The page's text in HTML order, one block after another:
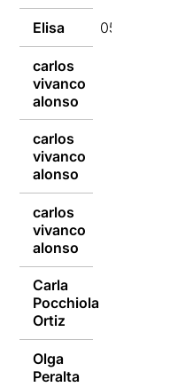
Elisa 05/10/2015
carlos
vivanco
alonso
carlos
vivanco
alonso
carlos
vivanco
alonso
Carla
Pocchiola
Ortiz
Olga
Peralta